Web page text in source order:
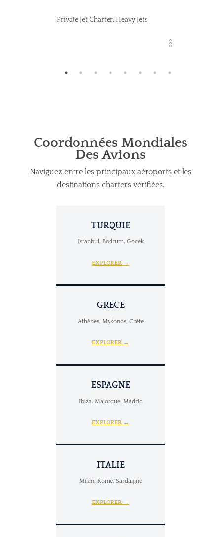
Private Jet Charter, Heavy Jets
Coordonnées Mondiales
Des Avions
Naviguez entre les principaux aéroports et les
destinations charters vérifiées.
TURQUIE
Istanbul, Bodrum, Gocek
EXPLORER →
GRECE
Athènes, Mykonos, Crète
EXPLORER →
ESPAGNE
Ibiza, Majorque, Madrid
EXPLORER →
ITALIE
Milan, Rome, Sardaigne
EXPLORER →